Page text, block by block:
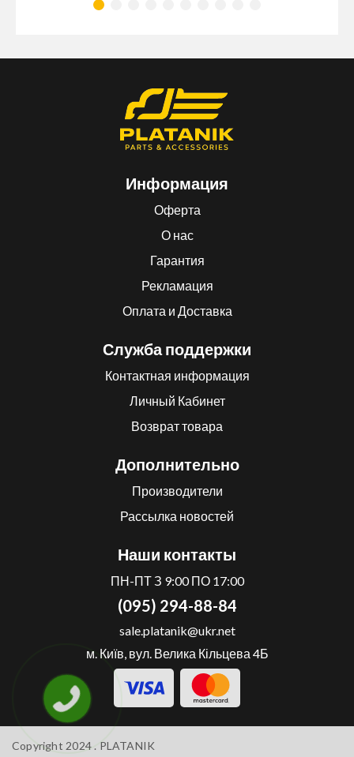
Информация
Оферта
О нас
Гарантия
Рекламация
Оплата и Доставка
Служба поддержки
Контактная информация
Личный Кабинет
Возврат товара
Дополнительно
Производители
Рассылка новостей
Наши контакты
ПН-ПТ З 9:00 ПО 17:00
(095) 294-88-84
sale.platanik@ukr.net
м. Київ, вул. Велика Кільцева 4Б
Copyright 2024 . PLATANIK